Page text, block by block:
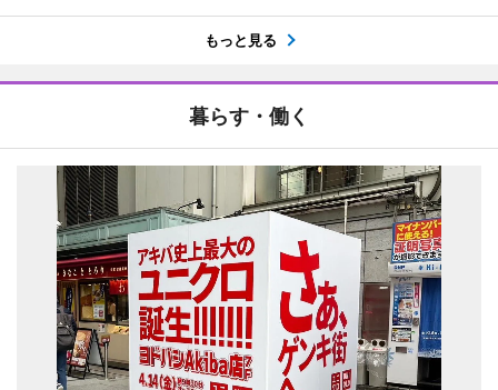
もっと見る
暮らす・働く